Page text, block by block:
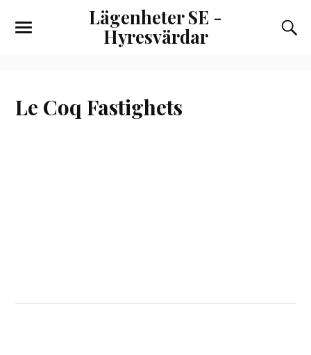
Lägenheter SE -
Hyresvärdar
Le Coq Fastighets